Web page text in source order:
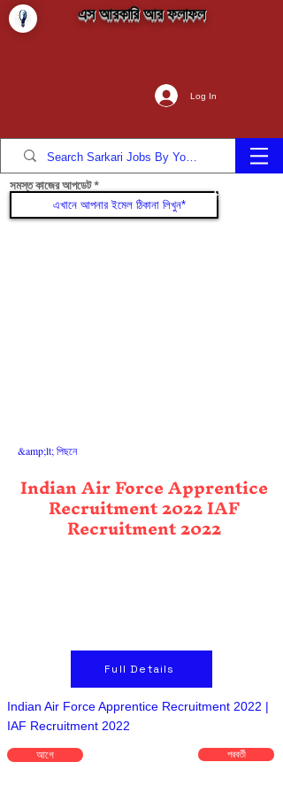
এস আরকারি আর ফলাফল
Log In
সমস্ত কাজের আপডেট যোগদান করুন
&amp;lt; পিছনে
Indian Air Force Apprentice
Recruitment 2022 IAF
Recruitment 2022
Full Details
Indian Air Force Apprentice Recruitment 2022 |
IAF Recruitment 2022
আগে পরবর্তী